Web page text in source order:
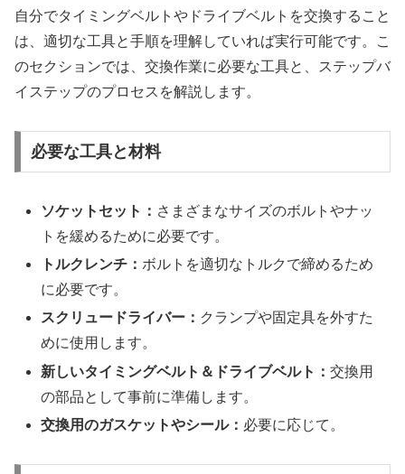
自分でタイミングベルトやドライブベルトを交換すること
は、適切な工具と手順を理解していれば実行可能です。こ
のセクションでは、交換作業に必要な工具と、ステップバ
イステップのプロセスを解説します。
必要な工具と材料
ソケットセット： さまざまなサイズのボルトやナッ
トを緩めるために必要です。
トルクレンチ： ボルトを適切なトルクで締めるため
に必要です。
スクリュードライバー： クランプや固定具を外すた
めに使用します。
新しいタイミングベルト＆ドライブベルト：交換用
の部品として事前に準備します。
交換用のガスケットやシール： 必要に応じて。